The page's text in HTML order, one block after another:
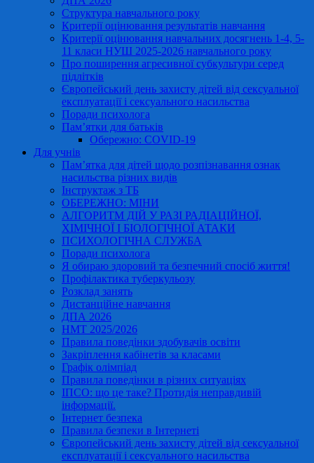
Структура навчального року
Критерії оцінювання результатів навчання
Критерії оцінювання навчальних досягнень 1-4, 5-
11 класи НУШ 2025-2026 навчального року
Про поширення агресивної субкультури серед
підлітків
Європейський день захисту дітей від сексуальної
експлуатації і сексуального насильства
Поради психолога
Пам’ятки для батьків
Обережно: COVID-19
Для учнів
Пам’ятка для дітей щодо розпізнавання ознак
насильства різних видів
Інструктаж з ТБ
ОБЕРЕЖНО: МІНИ
АЛГОРИТМ ДІЙ У РАЗІ РАДІАЦІЙНОЇ,
ХІМІЧНОЇ І БІОЛОГІЧНОЇ АТАКИ
ПСИХОЛОГІЧНА СЛУЖБА
Поради психолога
Я обираю здоровий та безпечний спосіб життя!
Профілактика туберкульозу
Розклад занять
Дистанційне навчання
ДПА 2026
НМТ 2025/2026
Правила поведінки здобувачів освіти
Закріплення кабінетів за класами
Графік олімпіад
Правила поведінки в різних ситуаціях
ІПСО: що це таке? Протидія неправдивій
інформації.
Інтернет безпека
Правила безпеки в Інтернеті
Європейський день захисту дітей від сексуальної
експлуатації і сексуального насильства